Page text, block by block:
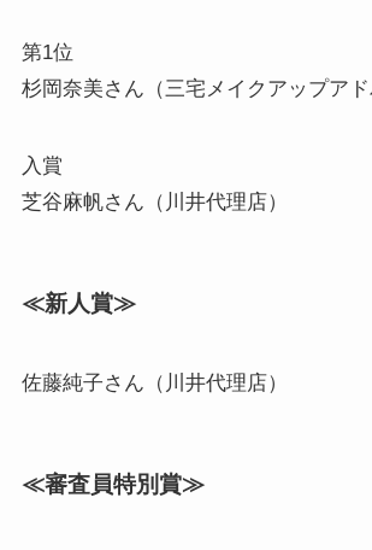
第1位
杉岡奈美さん（三宅メイクアップアド
入賞
芝谷麻帆さん（川井代理店）
≪新人賞≫
佐藤純子さん（川井代理店）
≪審査員特別賞≫